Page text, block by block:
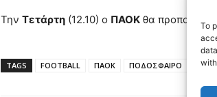
To
Την Τετάρτη (12.10) ο ΠΑΟΚ θα προπονηθεί
TAGS FOOTBALL ΠΑΟΚ ΠΟΔΟΣΦΑΙΡΟ